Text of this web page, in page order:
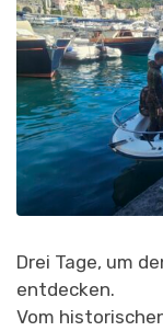
Drei Tage, um
entdecken.
Vom